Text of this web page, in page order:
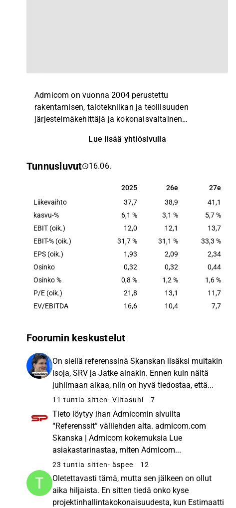
Admicom on vuonna 2004 perustettu
rakentamisen, talotekniikan ja teollisuuden
järjestelmäkehittäjä ja kokonaisvaltainen
auttavat pieniä ja keskisuuria yrityksiä
työmaan ja toimiston rutiineja kirjanpitoon asti.
Lue lisää yhtiösivulla
Tunnusluvut 16.06.
2025 26e 27e
2025 26e
27e
Liikevaihto
37,7 38,9
41,1
kasvu-%
6,1 % 3,1 %
5,7 %
EBIT (oik.)
12,0 12,1
13,7
EBIT-% (oik.)
31,7 % 31,1 %
33,3 %
EPS (oik.)
1,93 2,09
2,34
Osinko
0,32 0,32
0,44
Osinko %
0,8 % 1,2 %
1,6 %
P/E (oik.)
21,8 13,1
11,7
EV/EBITDA
16,6 10,4 7,7
Foorumin keskustelut
On siellä referenssinä Skanskan lisäksi muitakin
isoja, SRV ja Jatke ainakin. Ennen kuin näitä
juhlimaan alkaa, niin on hyvä tiedostaa, että...
11 tuntia sitten- Viitasuhi 7
Tieto löytyy ihan Admicomin sivuilta
“Referenssit” välilehden alta. admicom.com
Skanska | Admicom kokemuksia Lue
asiakastarinastaa, miten Admicom...
23 tuntia sitten- äspee 12
Oletettavasti tämä, mutta sen jälkeen on ollut
aika hiljaista. En sitten tiedä onko kyse
projektinhallintakokonaisuudesta, kun Estimaatti